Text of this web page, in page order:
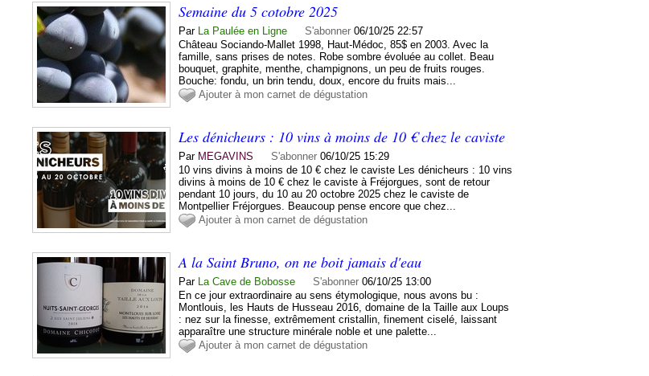
Semaine du 5 cotobre 2025
Par La Paulée en Ligne S'abonner 06/10/25 22:57
Château Sociando-Mallet 1998, Haut-Médoc, 85$ en 2003. Avec la
famille, sans prises de notes. Robe sombre évoluée au collet. Beau
bouquet, graphite, menthe, champignons, un peu de fruits rouges.
Bouche: fondu, un brin tendu, doux, encore du fruits mais...
Ajouter à mon carnet de dégustation
Les dénicheurs : 10 vins à moins de 10 € chez le caviste
Par MEGAVINS S'abonner 06/10/25 15:29
10 vins divins à moins de 10 € chez le caviste Les dénicheurs : 10 vins
divins à moins de 10 € chez le caviste à Fréjorgues, sont de retour
pendant 10 jours, du 10 au 20 octobre 2025 chez le caviste de
Montpellier Fréjorgues. Beaucoup pense encore que chez...
Ajouter à mon carnet de dégustation
A la Saint Bruno, on ne boit jamais d'eau
Par La Cave de Bobosse S'abonner 06/10/25 13:00
En ce jour extraordinaire au sens étymologique, nous avons bu :
Montlouis, les Hauts de Husseau 2016, domaine de la Taille aux Loups
: nez sur la finesse, extrêmement cristallin, finement ciselé, laissant
apparaître une structure minérale noble et une palette...
Ajouter à mon carnet de dégustation